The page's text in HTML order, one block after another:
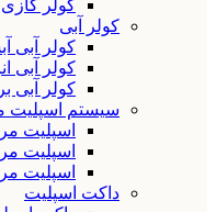
کولر گازی
کولر آبی
کولر آبی
کولر آبی
کولر آبی
سیستم اسپلیت
اسپلیت
اسپلیت
اسپلیت
داکت اسپلیت